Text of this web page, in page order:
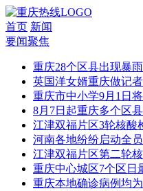
首页 新闻
要闻聚焦
重庆28个区县出现暴
英国洋女婿重庆做记
重庆市中小学9月1日
8月7日起重庆多个区
江津双福片区3轮核酸
河南各地纷纷启动全
江津双福片区第二轮
重庆中心城区7个区日
重庆本地确诊病例均